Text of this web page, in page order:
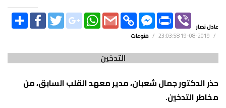
SHARE FACEBOOKTWITTERGOOGLE_PLUS
WHATSAPP
GMAIL
COPY
LINK
FACEBOOK
MESSENGER
PRINT
عادل نصار
/
2019-08-19 23:03:58
/ منوعات
التدخين
حذر الدكتور جمال شعبان، مدير معهد القلب السابق، من
مخاطر التدخين.